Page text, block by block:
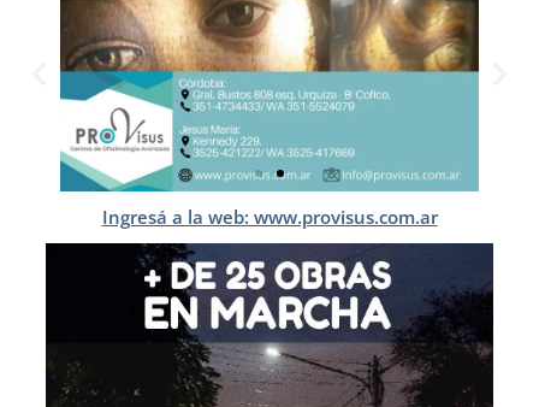
Ingresá a la web: www.provisus.com.ar